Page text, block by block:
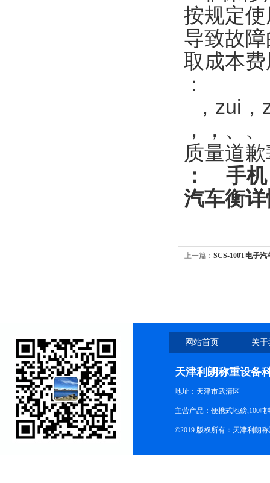
按规定
导致故
取成本
：
，zui
，，、
质量道
：
手
汽车衡
上一篇： SCS-100T电子汽
网站首页 关
天津利朗称重设备
地址：天津市武清区
主营产品：便携式地磅,100
©2019 版权所有：天津利朗